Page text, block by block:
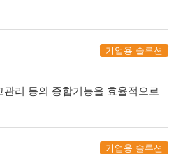
기업용 솔루션
리 등의 종합기능을 효율적으로
기업용 솔루션